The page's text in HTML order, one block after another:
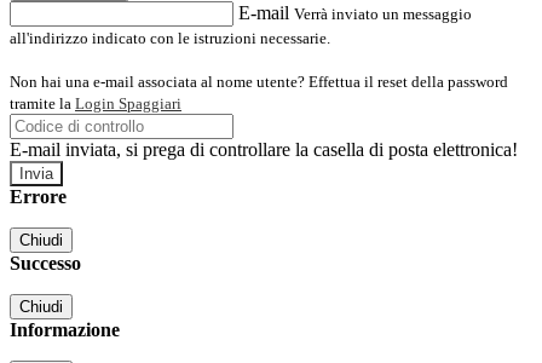
E-mail Verrà inviato un messaggio
all'indirizzo indicato con le istruzioni necessarie.
Non hai una e-mail associata al nome utente? Effettua il reset della password
tramite la Login Spaggiari
E-mail inviata, si prega di controllare la casella di posta elettronica!
Errore
Chiudi
Successo
Chiudi
Informazione